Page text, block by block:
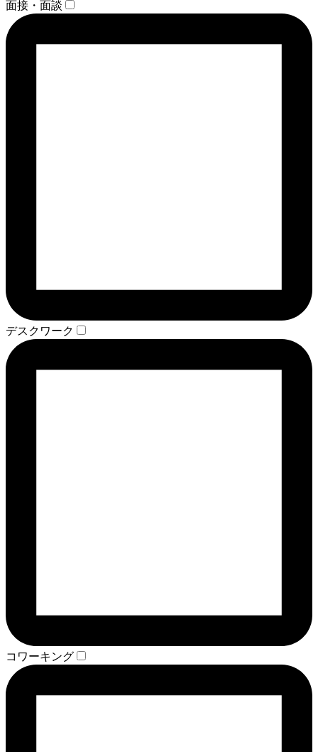
面接・面談
デスクワーク
コワーキング